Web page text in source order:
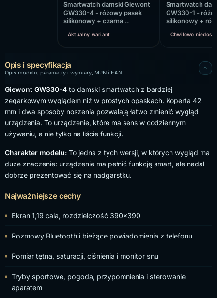
Smartwatch damski Giewont
GW330-4 - różowy pasek
silikonowy + czarna
Aktualny wariant
Smartwatch
GW330-1 -
silikonowy +
Chwilowo
Opis i specyfikacja
Opis modelu, parametry i wymiary, MPN i EAN
Giewont GW330-4 to damski smartwatch z bardziej
zegarkowym wyglądem niż w prostych opaskach. Koperta 42
mm i dwa sposoby noszenia pozwalają łatwo zmienić wygląd
urządzenia. To urządzenie, które ma sens w codziennym
używaniu, a nie tylko na liście funkcji.
Charakter modelu: To jedna z tych wersji, w których wygląd ma
duże znaczenie: urządzenie ma pełnić funkcję smart, ale nadal
dobrze prezentować się na nadgarstku.
Najważniejsze cechy
Ekran 1,19 cala, rozdzielczość 390×390
Rozmowy Bluetooth i bieżące powiadomienia z telefonu
Pomiar tętna, saturacji, ciśnienia i monitor snu
Tryby sportowe, pogoda, przypomnienia i sterowanie
aparatem